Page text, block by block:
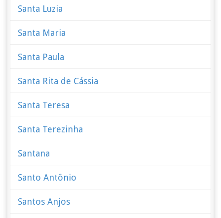
Santa Luzia
Santa Maria
Santa Paula
Santa Rita de Cássia
Santa Teresa
Santa Terezinha
Santana
Santo Antônio
Santos Anjos